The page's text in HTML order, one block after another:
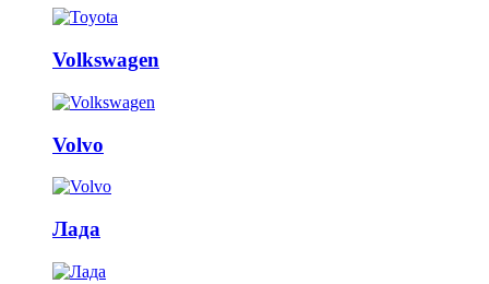
Volkswagen
Volvo
Лада